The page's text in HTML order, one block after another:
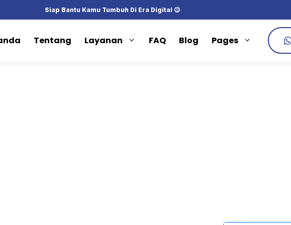
Siap Bantu Kamu Tumbuh Di Era Digital 😉
Tentang Layanan FAQ Blog Pages